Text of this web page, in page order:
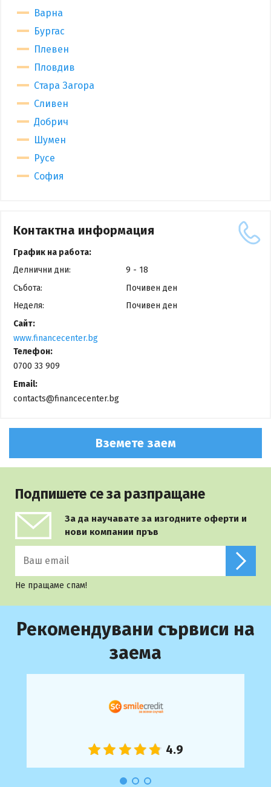
Варна
Бургас
Плевен
Пловдив
Стара Загора
Сливен
Добрич
Шумен
Русе
София
Контактна информация
График на работа:
Делнични дни:
9 - 18
Събота:
Почивен ден
Неделя:
Почивен ден
Сайт:
www.financecenter.bg
Телефон:
0700 33 909
Email:
contacts@financecenter.bg
Вземете заем
Подпишете се за разпращане
За да научавате за изгодните оферти и
нови компании пръв
Не пращаме спам!
Рекомендувани сървиси на
заема